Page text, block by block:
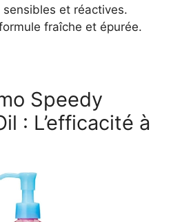
et réactives.
fraîche et épurée.
Speedy
: L’efficacité à